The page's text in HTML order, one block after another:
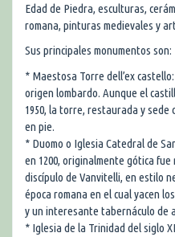
Edad de Piedra, esculturas,
romana, pinturas medievales y
Sus principales monumentos son:
* Maestosa Torre dell’ex
origen lombardo. Aunque el
1950, la torre, restaurada y
en pie.
* Duomo o Iglesia Catedral de
en 1200, originalmente gótica
discípulo de Vanvitelli, en estilo
época romana en el cual yacen
y un interesante tabernáculo de
* Iglesia de la Trinidad del siglo